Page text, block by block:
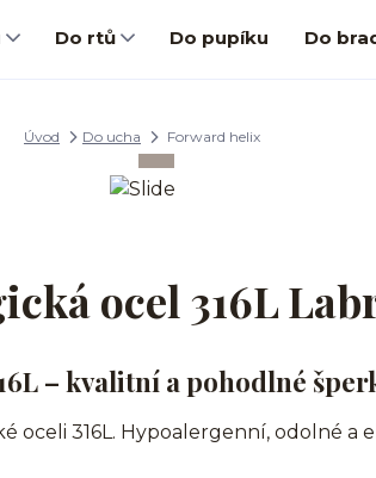
Do rtů Do pupíku Do
Úvod Do ucha Forward helix
ocel 316L
– kvalitní a pohodlné
316L. Hypoalergenní, odolné